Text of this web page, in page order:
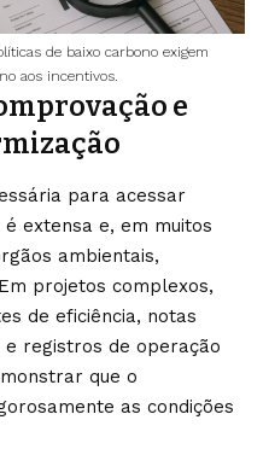
de baixo carbono exigem
aos incentivos.
e
para acessar
extensa e, em muitos
ambientais,
projetos complexos,
de eficiência, notas
e registros de operação
que o
as condições